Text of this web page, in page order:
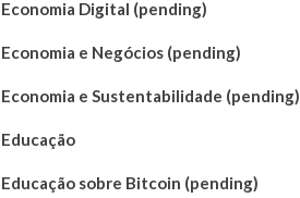
Economia Digital (pending)
Economia e Negócios (pending)
Economia e Sustentabilidade (pending)
Educação
Educação sobre Bitcoin (pending)